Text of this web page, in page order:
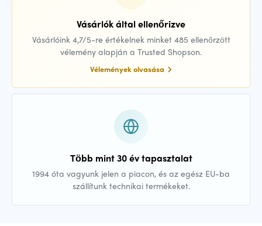
Vásárlók által ellenőrizve
Vásárlóink 4,7/5-re értékelnek minket 485 ellenőrzött
vélemény alapján a Trusted Shopson.
Vélemények olvasása
Több mint 30 év tapasztalat
1994 óta vagyunk jelen a piacon, és az egész EU-ba
szállítunk technikai termékeket.